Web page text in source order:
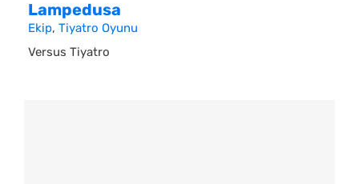
Lampedusa
Ekip, Tiyatro Oyunu
Versus Tiyatro